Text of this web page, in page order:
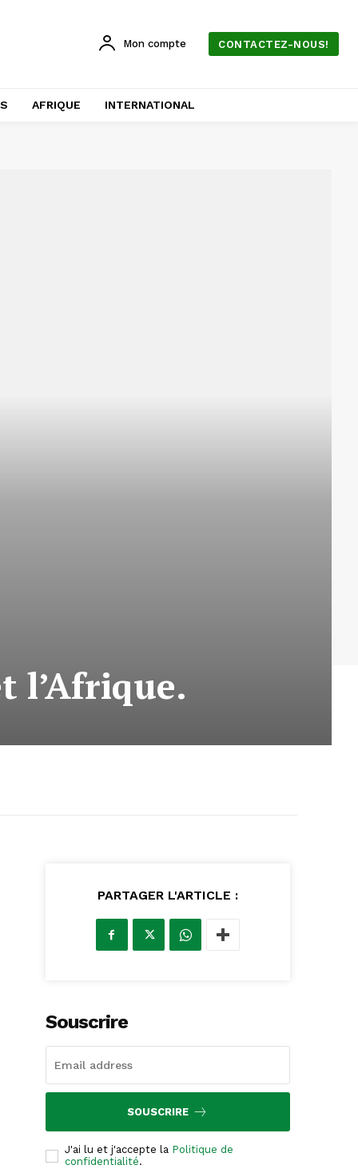
Mon compte CONTACTEZ-NOUS!
AFRIQUE INTERNATIONAL
l’Afrique.
PARTAGER L'ARTICLE :
Souscrire
SOUSCRIRE
J'ai lu et j'accepte la Politique de
confidentialité.